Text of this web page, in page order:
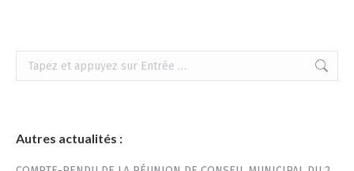
Recherche
:
Autres actualités :